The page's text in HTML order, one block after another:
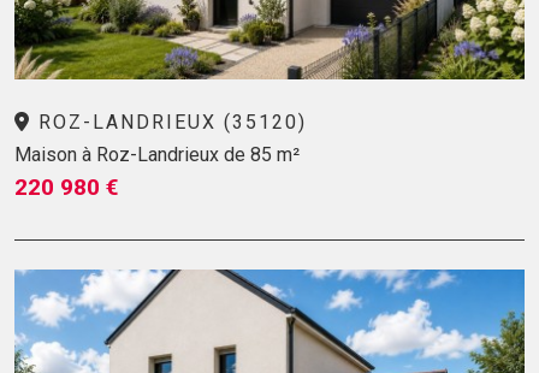
ROZ-LANDRIEUX (35120)
Maison à Roz-Landrieux de 85 m²
220 980 €